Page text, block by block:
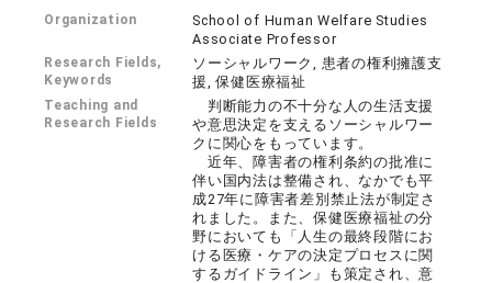
Organization
School of Human Welfare Studies
Associate Professor
Research Fields,
Keywords
ソーシャルワーク, 患者の権利擁護支
援, 保健医療福祉
Teaching and
Research Fields
判断能力の不十分な人の生活支援
や意思決定を支えるソーシャルワー
クに関心をもっています。
近年、障害者の権利条約の批准に
伴い国内法は整備され、なかでも平
成27年に障害者差別禁止法が制定さ
れました。また、保健医療福祉の分
野においても「人生の最終段階にお
ける医療・ケアの決定プロセスに関
するガイドライン」も策定され、意